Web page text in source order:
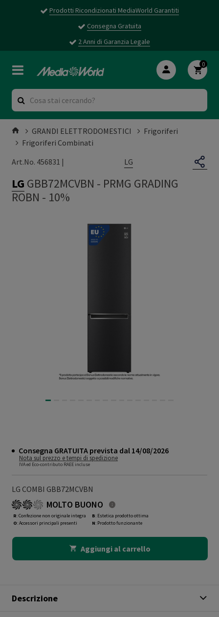
Prodotti Ricondizionati MediaWorld Garantiti
Consegna Gratuita
2 Anni di Garanzia Legale
0
GRANDI ELETTRODOMESTICI
Frigoriferi
Frigoriferi Combinati
Art.No. 456831 |
LG
LG GBB72MCVBN - PRMG GRADING
ROBN - 10%
Consegna GRATUITA prevista dal 14/08/2026
Nota sul prezzo e tempi di spedizione
IVA ed Eco-contributo RAEE incluse
LG COMBI GBB72MCVBN
MOLTO BUONO
R: Confezione non originale integra
O: Accessori principali presenti
B: Estetica prodotto ottima
N: Prodotto funzionante
Aggiungi al carrello
Descrizione